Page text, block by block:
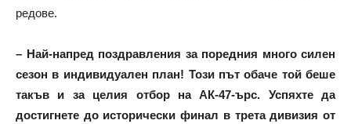
редове.
– Най-напред поздравления за поредния много силен
сезон в индивидуален план! Този път обаче той беше
такъв и за целия отбор на АК-47-ърс. Успяхте да
достигнете до исторически финал в трета дивизия от